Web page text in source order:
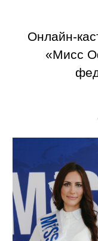
Онлайн-
«Мисс